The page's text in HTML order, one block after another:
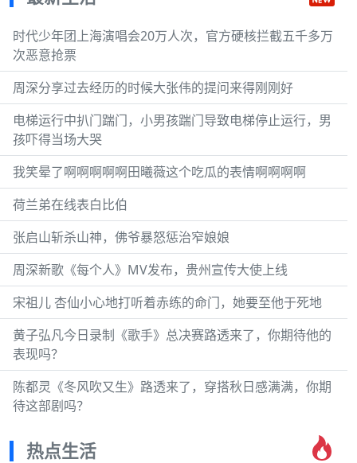
时代少年团上海演唱会20万人次，官方硬核拦截五千多万
次恶意抢票
周深分享过去经历的时候大张伟的提问来得刚刚好
电梯运行中扒门踹门，小男孩踹门导致电梯停止运行，男
孩吓得当场大哭
我笑晕了啊啊啊啊啊田曦薇这个吃瓜的表情啊啊啊啊
荷兰弟在线表白比伯
张启山斩杀山神，佛爷暴怒惩治窄娘娘
周深新歌《每个人》MV发布，贵州宣传大使上线
宋祖儿 杏仙小心地打听着赤练的命门，她要至他于死地
黄子弘凡今日录制《歌手》总决赛路透来了，你期待他的
表现吗？
陈都灵《冬风吹又生》路透来了，穿搭秋日感满满，你期
待这部剧吗？
热点生活